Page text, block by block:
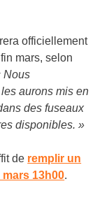
officiellement
mars, selon
Nous
aurons mis en
des fuseaux
disponibles. »
de remplir un
13h00.